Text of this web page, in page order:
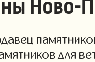
Ново-
для